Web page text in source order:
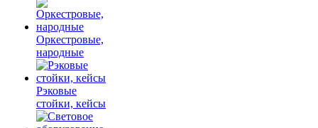
Оркестровые,
народные
Рэковые
стойки, кейсы